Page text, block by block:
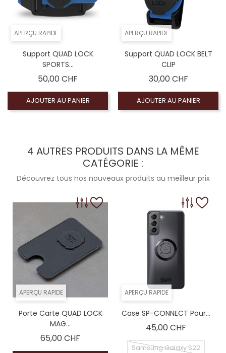
APERÇU RAPIDE
Support QUAD LOCK
SPORTS...
50,00 CHF
AJOUTER AU PANIER
APERÇU RAPIDE
Support QUAD LOCK BELT
CLIP
30,00 CHFPrix
AJOUTER AU PANIER
4 AUTRES PRODUITS DANS LA MÊME
CATÉGORIE :
Découvrez tous nos nouveaux produits au meilleur prix
APERÇU RAPIDE
Porte Carte QUAD LOCK
MAG...
65,00 CHF
APERÇU RAPIDE
Case SP-CONNECT Pour...
45,00 CHFPrix
Samsung Galaxy S22